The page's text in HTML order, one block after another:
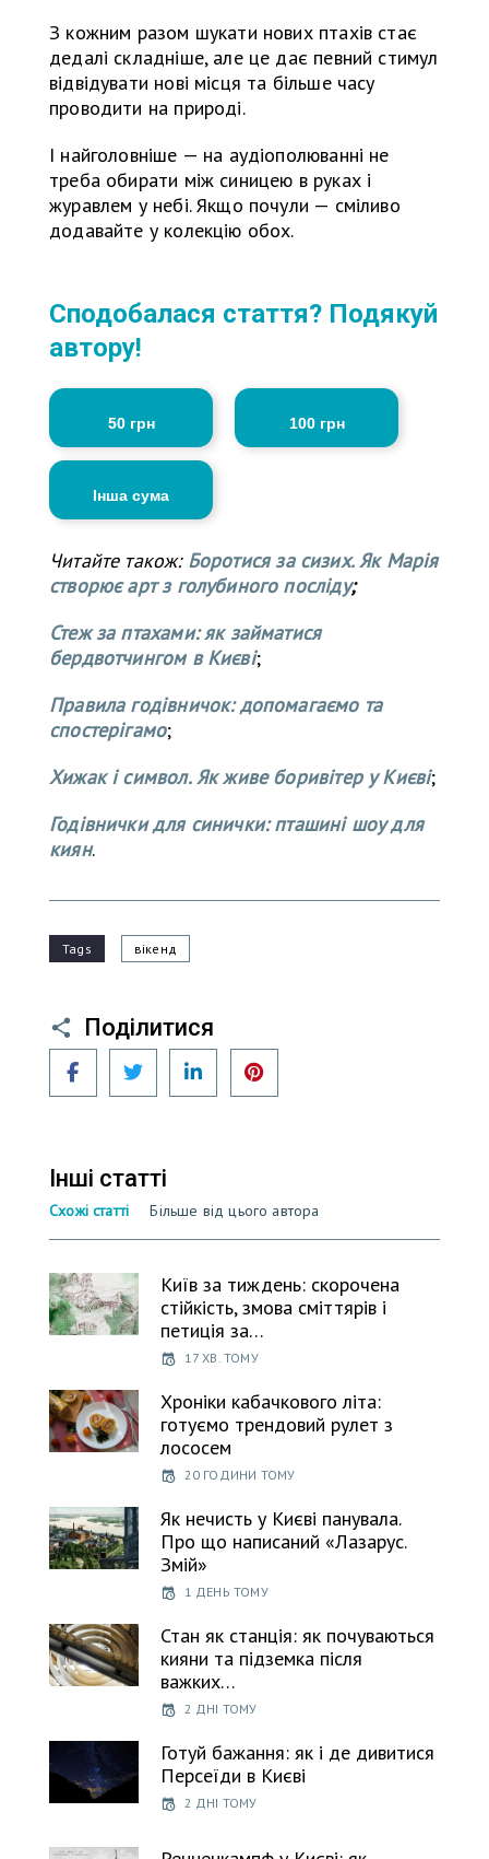
З кожним разом шукати нових птахів стає
дедалі складніше, але це дає певний стимул
відвідувати нові місця та більше часу
проводити на природі.
І найголовніше — на аудіополюванні не
треба обирати між синицею в руках і
журавлем у небі. Якщо почули — сміливо
додавайте у колекцію обох.
Сподобалася стаття? Подякуй
автору!
50 грн 100 грн
Інша сума
Читайте також: Боротися за сизих. Як Марія
створює арт з голубиного посліду;
Стеж за птахами: як займатися
бердвотчингом в Києві;
Правила годівничок: допомагаємо та
спостерігамо;
Хижак і символ. Як живе боривітер у Києві;
Годівнички для синички: пташині шоу для
киян.
Tags вікенд
Поділитися
Facebook Twitter LinkedIn
Інші статті
Схожі статті Більше від цього автора
Київ за тиждень: скорочена
стійкість, змова сміттярів і
петиція за…
17 ХВ. ТОМУ
Хроніки кабачкового літа:
готуємо трендовий рулет з
лососем
20 ГОДИНИ ТОМУ
Як нечисть у Києві панувала.
Про що написаний «Лазарус.
Змій»
1 ДЕНЬ ТОМУ
Стан як станція: як почуваються
кияни та підземка після
важких…
2 ДНІ ТОМУ
Готуй бажання: як і де дивитися
Персеїди в Києві
2 ДНІ ТОМУ